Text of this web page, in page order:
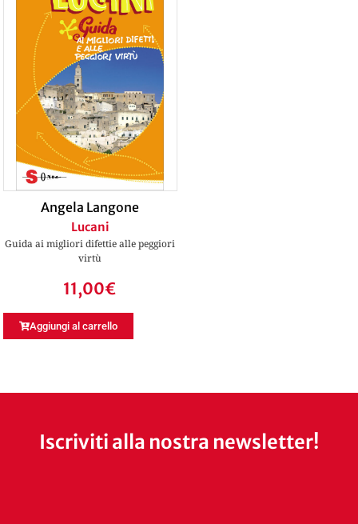
Angela Langone
Lucani
Guida ai migliori difettie alle peggiori
virtù
11,00€
Aggiungi al carrello
Iscriviti alla nostra newsletter!